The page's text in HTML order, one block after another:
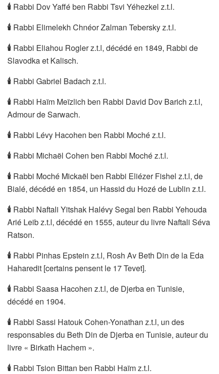
🕯 Rabbi Dov Yaffé ben Rabbi Tsvi Yéhezkel z.t.l.
🕯 Rabbi Elimelekh Chnéor Zalman Tebersky z.t.l.
🕯 Rabbi Eliahou Rogler z.t.l, décédé en 1849, Rabbi de
Slavodka et Kalisch.
🕯 Rabbi Gabriel Badach z.t.l.
🕯 Rabbi Haïm Meïzlich ben Rabbi David Dov Barich z.t.l,
Admour de Sarwach.
🕯 Rabbi Lévy Hacohen ben Rabbi Moché z.t.l.
🕯 Rabbi Michaël Cohen ben Rabbi Moché z.t.l.
🕯 Rabbi Moché Mickaël ben Rabbi Eliézer Fishel z.t.l, de
Bialé, décédé en 1854, un Hassid du Hozé de Lublin z.t.l.
🕯 Rabbi Naftali Yitshak Halévy Segal ben Rabbi Yehouda
Arié Leib z.t.l, décédé en 1555, auteur du livre Naftali Séva
Ratson.
🕯 Rabbi Pinhas Epstein z.t.l, Rosh Av Beth Din de la Eda
Haharedit [certains pensent le 17 Tevet].
🕯 Rabbi Saasa Hacohen z.t.l, de Djerba en Tunisie,
décédé en 1904.
🕯 Rabbi Sassi Hatouk Cohen-Yonathan z.t.l, un des
responsables du Beth Din de Djerba en Tunisie, auteur du
livre « Birkath Hachem ».
🕯 Rabbi Tsion Bittan ben Rabbi Haïm z.t.l.